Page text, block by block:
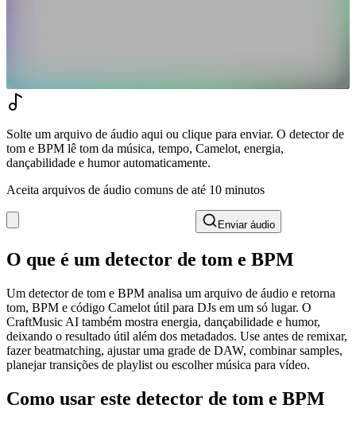
Solte um arquivo de áudio aqui ou clique para enviar. O detector de
tom e BPM lê tom da música, tempo, Camelot, energia,
dançabilidade e humor automaticamente.
Aceita arquivos de áudio comuns de até 10 minutos
Enviar áudio
O que é um detector de tom e BPM
Um detector de tom e BPM analisa um arquivo de áudio e retorna
tom, BPM e código Camelot útil para DJs em um só lugar. O
CraftMusic AI também mostra energia, dançabilidade e humor,
deixando o resultado útil além dos metadados. Use antes de remixar,
fazer beatmatching, ajustar uma grade de DAW, combinar samples,
planejar transições de playlist ou escolher música para vídeo.
Como usar este detector de tom e BPM